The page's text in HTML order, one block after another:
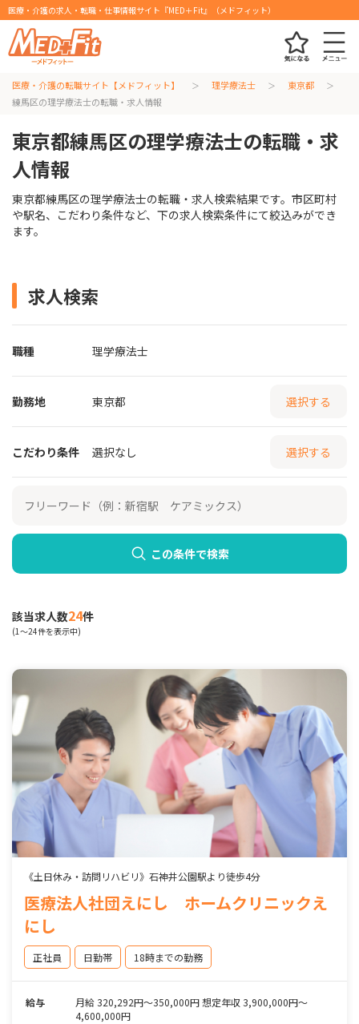
医療・介護の求人・転職・仕事情報サイト『MED＋Fit』（メドフィット）
医療・介護の転職サイト【メドフィット】 理学療法士
東京都
練馬区の理学療法士の転職・求人情報
東京都練馬区の理学療法士の転職・求
人情報
東京都練馬区の理学療法士の転職・求人検索結果です。市区町村
や駅名、こだわり条件など、下の求人検索条件にて絞込みができ
ます。
求人検索
職種 理学療法士
勤務地 東京都 選択する
こだわり条件 選択なし 選択する
この条件で検索
該当求人数24件
(1～24件を表示中)
《土日休み・訪問リハビリ》石神井公園駅より徒歩4分
医療法人社団えにし ホームクリニックえ
にし
正社員 日勤帯 18時までの勤務
給与
月給 320,292円～350,000円 想定年収 3,900,000円～
4,600,000円